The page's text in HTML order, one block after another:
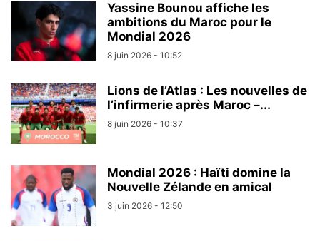
Yassine Bounou affiche les
ambitions du Maroc pour le
Mondial 2026
8 juin 2026 - 10:52
Lions de l’Atlas : Les nouvelles de
l’infirmerie après Maroc –...
8 juin 2026 - 10:37
Mondial 2026 : Haïti domine la
Nouvelle Zélande en amical
3 juin 2026 - 12:50